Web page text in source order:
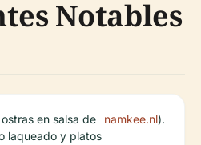
Notables
en salsa de
laqueado y platos
namkee.nl).